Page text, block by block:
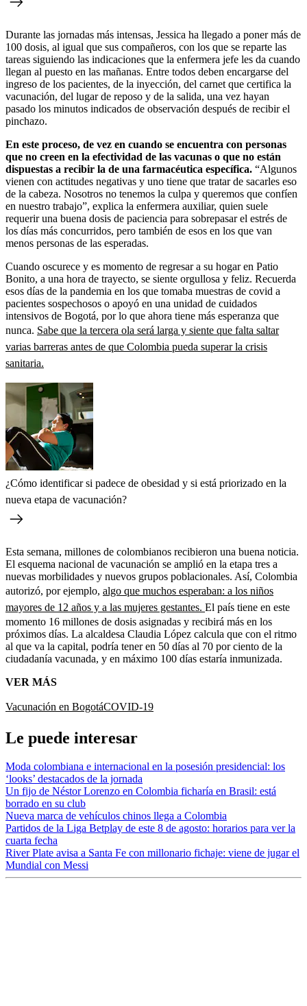
Durante las jornadas más intensas, Jessica ha llegado a poner más de
100 dosis, al igual que sus compañeros, con los que se reparte las
tareas siguiendo las indicaciones que la enfermera jefe les da cuando
llegan al puesto en las mañanas. Entre todos deben encargarse del
ingreso de los pacientes, de la inyección, del carnet que certifica la
vacunación, del lugar de reposo y de la salida, una vez hayan
pasado los minutos indicados de observación después de recibir el
pinchazo.
En este proceso, de vez en cuando se encuentra con personas
que no creen en la efectividad de las vacunas o que no están
dispuestas a recibir la de una farmacéutica específica. “Algunos
vienen con actitudes negativas y uno tiene que tratar de sacarles eso
de la cabeza. Nosotros no tenemos la culpa y queremos que confíen
en nuestro trabajo”, explica la enfermera auxiliar, quien suele
requerir una buena dosis de paciencia para sobrepasar el estrés de
los días más concurridos, pero también de esos en los que van
menos personas de las esperadas.
Cuando oscurece y es momento de regresar a su hogar en Patio
Bonito, a una hora de trayecto, se siente orgullosa y feliz. Recuerda
esos días de la pandemia en los que tomaba muestras de covid a
pacientes sospechosos o apoyó en una unidad de cuidados
intensivos de Bogotá, por lo que ahora tiene más esperanza que
nunca. Sabe que la tercera ola será larga y siente que falta saltar
varias barreras antes de que Colombia pueda superar la crisis
sanitaria.
¿Cómo identificar si padece de obesidad y si está priorizado en la
nueva etapa de vacunación?
Esta semana, millones de colombianos recibieron una buena noticia.
El esquema nacional de vacunación se amplió en la etapa tres a
nuevas morbilidades y nuevos grupos poblacionales. Así, Colombia
autorizó, por ejemplo, algo que muchos esperaban: a los niños
mayores de 12 años y a las mujeres gestantes. El país tiene en este
momento 16 millones de dosis asignadas y recibirá más en los
próximos días. La alcaldesa Claudia López calcula que con el ritmo
al que va la capital, podría tener en 50 días al 70 por ciento de la
ciudadanía vacunada, y en máximo 100 días estaría inmunizada.
VER MÁS
Vacunación en BogotáCOVID-19
Le puede interesar
Moda colombiana e internacional en la posesión presidencial: los
‘looks’ destacados de la jornada
Un fijo de Néstor Lorenzo en Colombia ficharía en Brasil: está
borrado en su club
Nueva marca de vehículos chinos llega a Colombia
Partidos de la Liga Betplay de este 8 de agosto: horarios para ver la
cuarta fecha
River Plate avisa a Santa Fe con millonario fichaje: viene de jugar el
Mundial con Messi